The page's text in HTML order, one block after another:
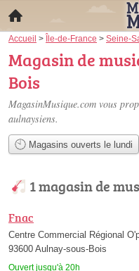
Accueil > Île-de-France > Seine-
Magasin de
Bois
MagasinMusique.com vous
aulnaysiens.
Magasins ouverts le lundi
1 magasin de
Fnac
Centre Commercial Régional
93600 Aulnay-sous-Bois
Ouvert jusqu'à 20h